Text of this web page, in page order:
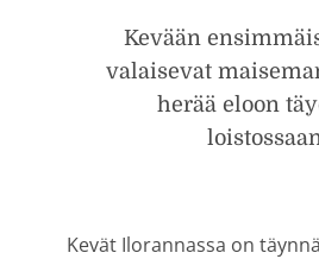
Kevään
valaisevat
herää eloon
Kevät Ilorannassa on